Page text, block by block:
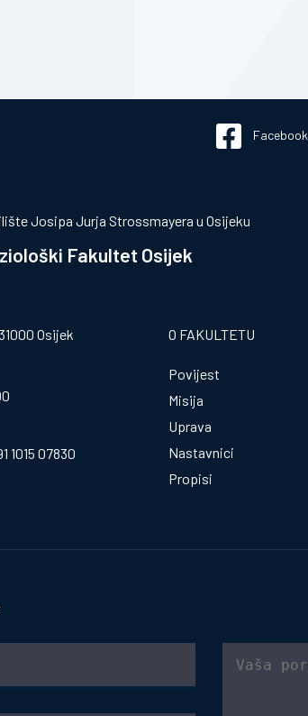
Facebook
Josipa Jurja Strossmayera u Osijeku
Fakultet Osijek
Osijek
1015 07830
O FAKULTETU
Povijest
Misija
Uprava
Nastavnici
Propisi